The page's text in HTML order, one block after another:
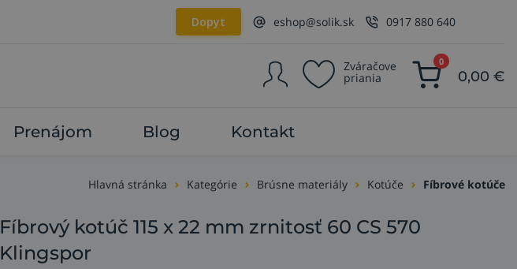
Dopyt eshop@solik.sk 0917 880 640
Zváračove
priania
0
0,00 €
Prenájom Blog Kontakt
Hlavná stránka Kategórie Brúsne materiály Kotúče Fíbrové kotúče
Fíbrový kotúč 115 x 22 mm zrnitosť 60 CS 570
Klingspor